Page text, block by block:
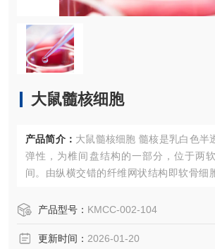
大鼠髓核细胞
产品简介： 大鼠髓核细胞 髓核是乳白色半透明胶状体，富于
弹性，为椎间盘结构的一部分，位于两
间。由纵横交错的纤维网状结构即软骨细
导致椎间盘退行性变过程的主要原因之一
糖等基质分泌量下降，最终导致椎间盘维
产品型号： KMCC-002-104
更新时间： 2026-01-20